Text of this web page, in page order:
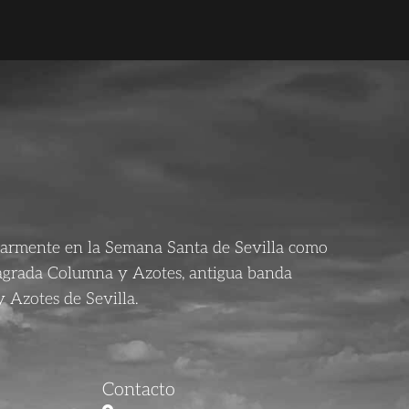
en la Semana Santa de Sevilla como
Columna y Azotes, antigua banda
Azotes de Sevilla.
Contacto